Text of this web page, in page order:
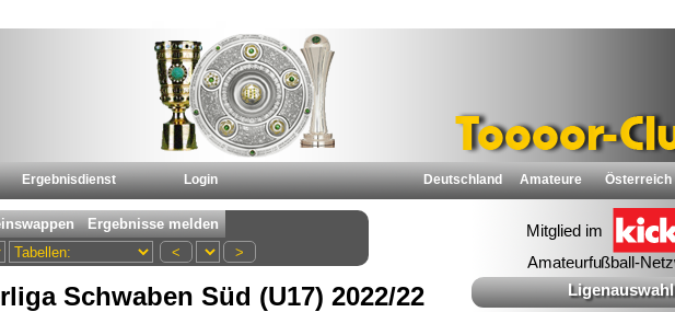
Ergebnisdienst Login Deutschland Amateure Österreich
Schwaben Süd (U17) 2022/22 Ligenauswahl